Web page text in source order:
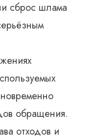
сброс шлама
обращения.
отходов и